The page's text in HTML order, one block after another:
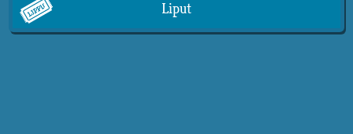
Liput